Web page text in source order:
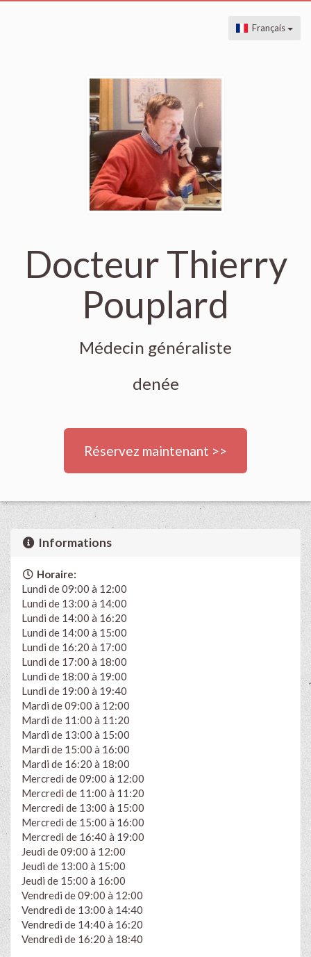
Français
Docteur Thierry
Pouplard
Médecin généraliste
denée
Réservez maintenant >>
Informations
Horaire:
Lundi de 09:00 à 12:00
Lundi de 13:00 à 14:00
Lundi de 14:00 à 16:20
Lundi de 14:00 à 15:00
Lundi de 16:20 à 17:00
Lundi de 17:00 à 18:00
Lundi de 18:00 à 19:00
Lundi de 19:00 à 19:40
Mardi de 09:00 à 12:00
Mardi de 11:00 à 11:20
Mardi de 13:00 à 15:00
Mardi de 15:00 à 16:00
Mardi de 16:20 à 18:00
Mercredi de 09:00 à 12:00
Mercredi de 11:00 à 11:20
Mercredi de 13:00 à 15:00
Mercredi de 15:00 à 16:00
Mercredi de 16:40 à 19:00
Jeudi de 09:00 à 12:00
Jeudi de 13:00 à 15:00
Jeudi de 15:00 à 16:00
Vendredi de 09:00 à 12:00
Vendredi de 13:00 à 14:40
Vendredi de 14:40 à 16:20
Vendredi de 16:20 à 18:40